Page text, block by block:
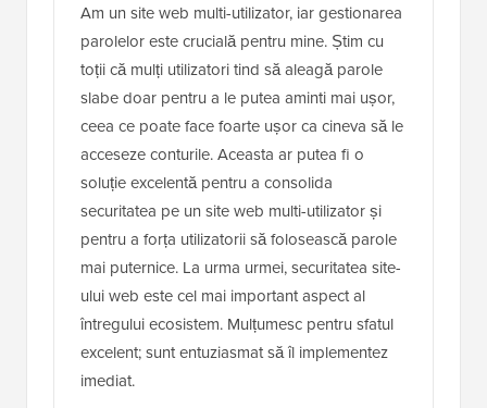
Am un site web multi-utilizator, iar gestionarea
parolelor este crucială pentru mine. Știm cu
toții că mulți utilizatori tind să aleagă parole
slabe doar pentru a le putea aminti mai ușor,
ceea ce poate face foarte ușor ca cineva să le
acceseze conturile. Aceasta ar putea fi o
soluție excelentă pentru a consolida
securitatea pe un site web multi-utilizator și
pentru a forța utilizatorii să folosească parole
mai puternice. La urma urmei, securitatea site-
ului web este cel mai important aspect al
întregului ecosistem. Mulțumesc pentru sfatul
excelent; sunt entuziasmat să îl implementez
imediat.